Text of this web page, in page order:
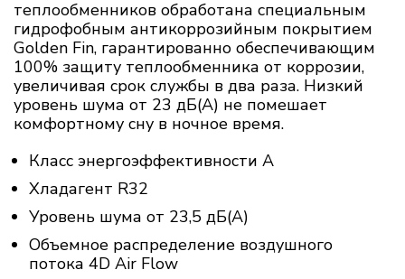
теплообменников обработана специальным
гидрофобным антикоррозийным покрытием
Golden Fin, гарантированно обеспечивающим
100% защиту теплообменника от коррозии,
увеличивая срок службы в два раза. Низкий
уровень шума от 23 дБ(А) не помешает
комфортному сну в ночное время.
Класс энергоэффективности A
Хладагент R32
Уровень шума от 23,5 дБ(А)
Объемное распределение воздушного
потока 4D Air Flow